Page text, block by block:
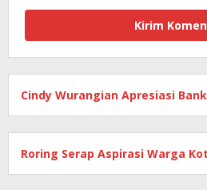
Cindy Wurangian Apresiasi
Roring Serap Aspirasi Warga